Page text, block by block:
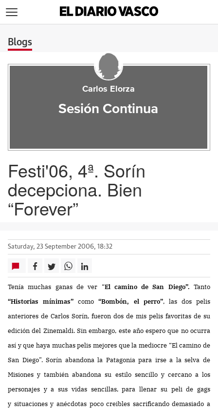
Blogs
Carlos Elorza
Sesión Continua
Festi'06, 4ª. Sorín
decepciona. Bien
“Forever”
Saturday, 23 September 2006, 18:32
Tenía muchas ganas de ver “El camino de San Diego”. Tanto
“Historias mínimas” como“Bombón, el perro”, las dos pelis
anteriores de Carlos Sorín, fueron dos de mis pelis favoritas de su
edición del Zinemaldi. Sin embargo, este año espero que no ocurra
así y que haya muchas pelis mejores que la mediocre “El camino de
San Diego”. Sorín abandona la Patagonia para irse a la selva de
Misiones y también abandona su estilo sencillo y cercano a los
personajes y a sus vidas sencillas, para llenar su peli de gags
y situaciones y anécdotas poco creibles sacrificando demasiado a